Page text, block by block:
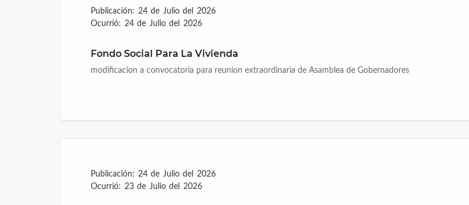
Publicación: 24 de Julio del 2026
Ocurrió: 24 de Julio del 2026
Fondo Social Para La Vivienda
modificacion a convocatoria para reunion extraordinaria de Asamblea de Gobernadores
Publicación: 24 de Julio del 2026
Ocurrió: 23 de Julio del 2026